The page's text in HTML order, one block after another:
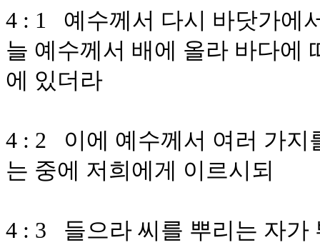
4 : 1 예수께서 다시 바닷가에
늘 예수께서 배에 올라 바다에
에 있더라
4 : 2 이에 예수께서 여러 가지
는 중에 저희에게 이르시되
4 : 3 들으라 씨를 뿌리는 자가